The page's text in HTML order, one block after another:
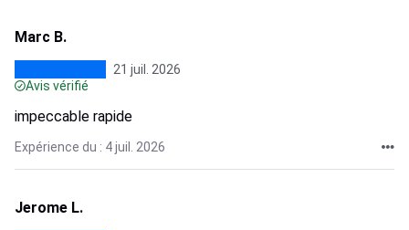
Marc B.
21 juil. 2026
Avis vérifié
impeccable rapide
Expérience du : 4 juil. 2026
Jerome L.